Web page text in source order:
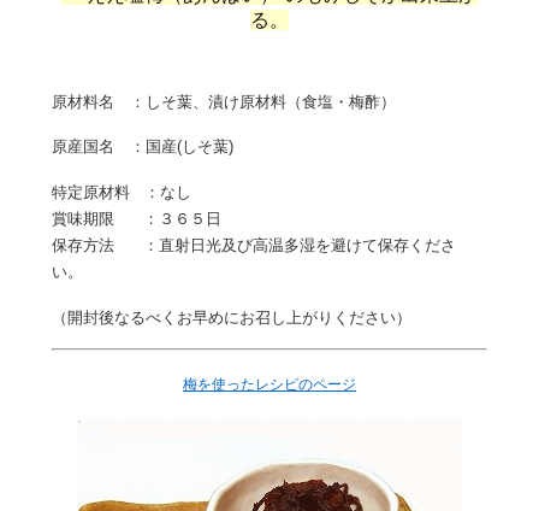
る。
原材料名 ：しそ葉、漬け原材料（食塩・梅酢）
原産国名 ：国産(しそ葉)
特定原材料 ：なし
賞味期限 ：３６５日
保存方法 ：直射日光及び高温多湿を避けて保存くださ
い。
（開封後なるべくお早めにお召し上がりください）
梅を使ったレシピのページ